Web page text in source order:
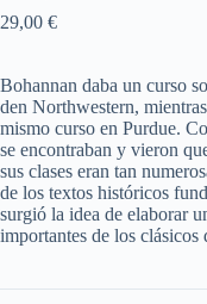
29,00 €
Bohannan daba un curso
den Northwestern,
mismo curso en Purdue.
se encontraban y vieron
sus clases eran tan
de los textos históricos
surgió la idea de elaborar
importantes de los